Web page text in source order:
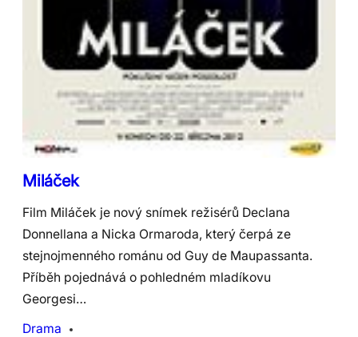
Miláček
Film Miláček je nový snímek režisérů Declana
Donnellana a Nicka Ormaroda, který čerpá ze
stejnojmenného románu od Guy de Maupassanta.
Příběh pojednává o pohledném mladíkovu
Georgesi…
Drama